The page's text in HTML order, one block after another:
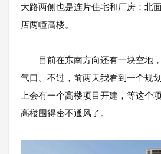
大路两侧也是连片住宅和厂房；北
店两幢高楼。
目前在东南方向还有一块空地，
气口。不过，前两天我看到一个规
上会有一个高楼项目开建，等这个
高楼围得密不通风了。